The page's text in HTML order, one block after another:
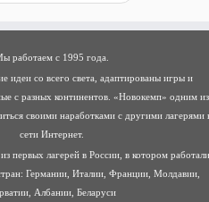
работаем с 1995 года.
идеи со всего света, адаптированы игры и
с разных континентов. «Новокемп» одним из
своими наработками с другими лагерями
сети Интернет.
первых лагерей в России, в котором работали
Германии, Италии, Франции, Молдавии,
Албании, Беларуси